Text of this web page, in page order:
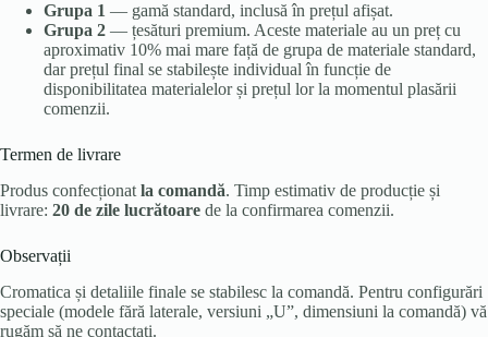
Grupa 1 — gamă standard, inclusă în prețul afișat.
Grupa 2 — țesături premium. Aceste materiale au un preț cu
aproximativ 10% mai mare față de grupa de materiale standard,
dar prețul final se stabilește individual în funcție de
disponibilitatea materialelor și prețul lor la momentul plasării
comenzii.
Termen de livrare
Produs confecționat la comandă. Timp estimativ de producție și
livrare: 20 de zile lucrătoare de la confirmarea comenzii.
Observații
Cromatica și detaliile finale se stabilesc la comandă. Pentru configurări
speciale (modele fără laterale, versiuni „U”, dimensiuni la comandă) vă
rugăm să ne contactați.